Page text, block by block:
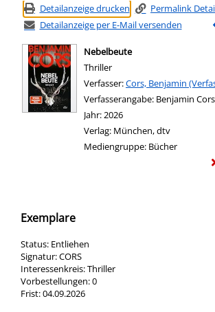
Detailanzeige drucken
Permalink
Detailanzeige per E-Mail versenden
Nebelbeute
Thriller
Verfasser:Suche nach diesem
Cors, Benjamin
Verfasserangabe: Benjamin Cors
Jahr:2026
Verlag: München, dtv
Mediengruppe: Bücher
Exemplare
Status: Entliehen
Signatur:CORS
Interessenkreis:Thriller
Vorbestellungen:0
Frist:04.09.2026